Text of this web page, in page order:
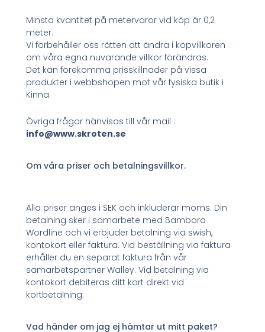
Minsta kvantitet på metervaror vid köp är 0,2
meter.
Vi förbehåller oss rätten att ändra i köpvillkoren
om våra egna nuvarande villkor förändras.
Det kan förekomma prisskillnader på vissa
produkter i webbshopen mot vår fysiska butik i
Kinna.
Övriga frågor hänvisas till vår mail :
info@www.skroten.se
Om våra priser och betalningsvillkor.
Alla priser anges i SEK och inkluderar moms. Din
betalning sker i samarbete med Bambora
Wordline och vi erbjuder betalning via swish,
kontokort eller faktura. Vid beställning via faktura
erhåller du en separat faktura från vår
samarbetspartner Walley. Vid betalning via
kontokort debiteras ditt kort direkt vid
kortbetalning.
Vad händer om jag ej hämtar ut mitt paket?